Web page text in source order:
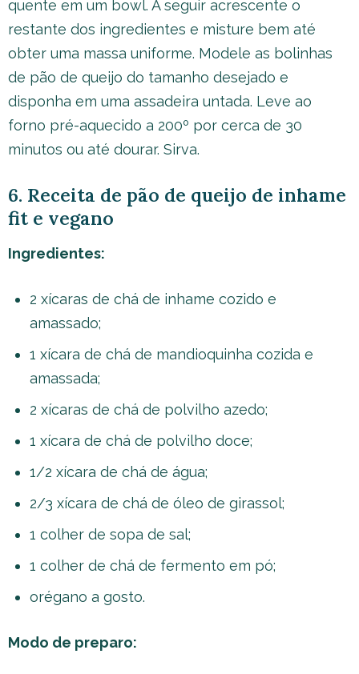
quente em um bowl. A seguir acrescente o
restante dos ingredientes e misture bem até
obter uma massa uniforme. Modele as bolinhas
de pão de queijo do tamanho desejado e
disponha em uma assadeira untada. Leve ao
forno pré-aquecido a 200º por cerca de 30
minutos ou até dourar. Sirva.
6. Receita de pão de queijo de inhame
fit e vegano
Ingredientes:
2 xícaras de chá de inhame cozido e
amassado;
1 xícara de chá de mandioquinha cozida e
amassada;
2 xícaras de chá de polvilho azedo;
1 xícara de chá de polvilho doce;
1/2 xícara de chá de água;
2/3 xícara de chá de óleo de girassol;
1 colher de sopa de sal;
1 colher de chá de fermento em pó;
orégano a gosto.
Modo de preparo: